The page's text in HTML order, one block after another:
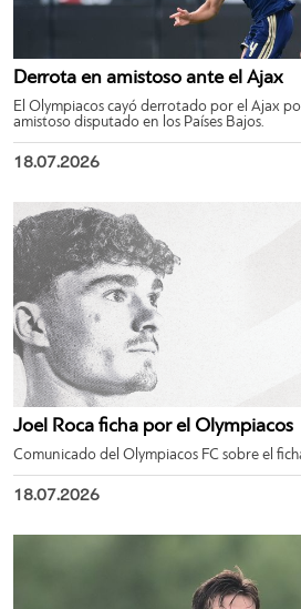
Derrota en amistoso ante el Ajax
El Olympiacos cayó derrotado por el Ajax
amistoso disputado en los Países Bajos.
18.07.2026
Joel Roca ficha por el Olympiacos
Comunicado del Olympiacos FC sobre el
18.07.2026